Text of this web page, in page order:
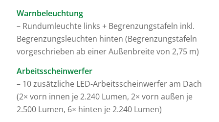
Warnbeleuchtung
– Rundumleuchte links + Begrenzungstafeln inkl.
Begrenzungsleuchten hinten (Begrenzungstafeln
vorgeschrieben ab einer Außenbreite von 2,75 m)
Arbeitsscheinwerfer
– 10 zusätzliche LED-Arbeitsscheinwerfer am Dach
(2× vorn innen je 2.240 Lumen, 2× vorn außen je
2.500 Lumen, 6× hinten je 2.240 Lumen)